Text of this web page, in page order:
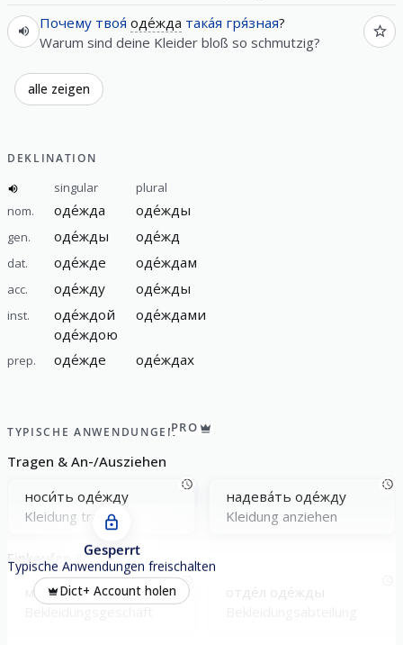
Почему твоя́ оде́жда така́я гря́зная?
Warum sind deine Kleider bloß so schmutzig?
alle zeigen
DEKLINATION
singular
plural
nom.
оде́жда оде́жды
gen. оде́жды оде́жд
dat. оде́жде оде́ждам
acc. оде́жду оде́жды
inst.
оде́ждой
оде́ждою
оде́ждами
prep. оде́жде оде́ждах
TYPISCHE ANWENDUNGENPRO
Tragen & An-/Ausziehen
носи́ть оде́жду
Kleidung tragen
надева́ть оде́жду
Kleidung anziehen
Einkaufen & Größen
магази́н оде́жды
Gesperrt
Typische Anwendungen freischalten
Dict+ Account holen